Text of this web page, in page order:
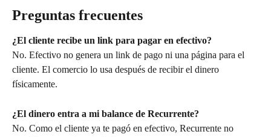
Preguntas frecuentes
¿El cliente recibe un link para pagar en efectivo?
No. Efectivo no genera un link de pago ni una página para el
cliente. El comercio lo usa después de recibir el dinero
físicamente.
¿El dinero entra a mi balance de Recurrente?
No. Como el cliente ya te pagó en efectivo, Recurrente no